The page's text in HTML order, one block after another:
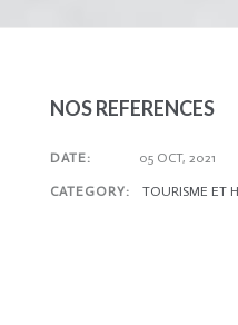
NOS REFERENCES
DATE: 05 OCT, 2021
CATEGORY: TOURISME ET